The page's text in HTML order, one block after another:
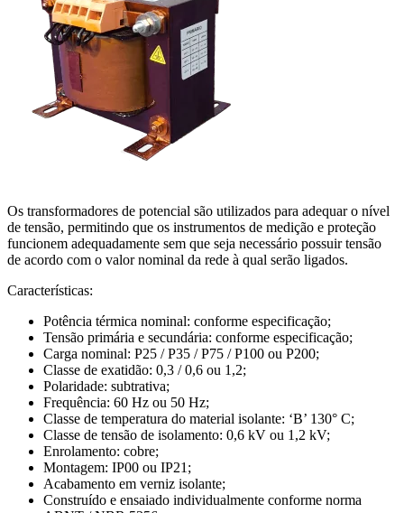
Os transformadores de potencial são utilizados para adequar o nível
de tensão, permitindo que os instrumentos de medição e proteção
funcionem adequadamente sem que seja necessário possuir tensão
de acordo com o valor nominal da rede à qual serão ligados.
Características:
Potência térmica nominal: conforme especificação;
Tensão primária e secundária: conforme especificação;
Carga nominal: P25 / P35 / P75 / P100 ou P200;
Classe de exatidão: 0,3 / 0,6 ou 1,2;
Polaridade: subtrativa;
Frequência: 60 Hz ou 50 Hz;
Classe de temperatura do material isolante: ‘B’ 130° C;
Classe de tensão de isolamento: 0,6 kV ou 1,2 kV;
Enrolamento: cobre;
Montagem: IP00 ou IP21;
Acabamento em verniz isolante;
Construído e ensaiado individualmente conforme norma